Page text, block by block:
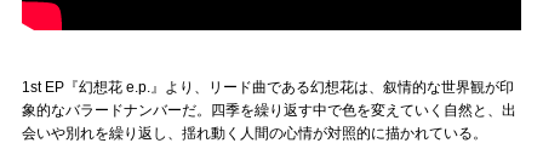
1st EP『幻想花 e.p.』より、リード曲である幻想花は、叙情的な世界観が印
象的なバラードナンバーだ。四季を繰り返す中で色を変えていく自然と、出
会いや別れを繰り返し、揺れ動く人間の心情が対照的に描かれている。